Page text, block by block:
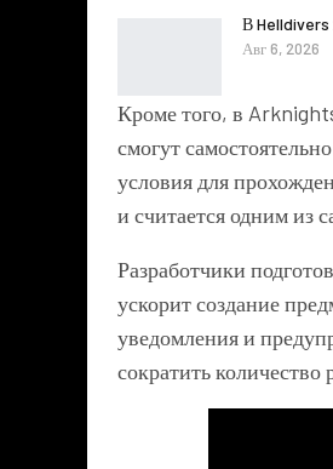
В Helldivers
Авг 6, 2026
Кроме того, в
смогут
условия для
и считается одним из
Разработчики
ускорит создание
уведомления и
сократить